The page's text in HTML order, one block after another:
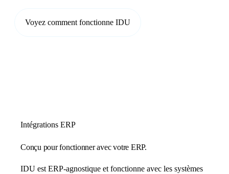
Voyez comment fonctionne IDU
Intégrations ERP
Conçu pour fonctionner avec votre ERP.
IDU est ERP-agnostique et fonctionne avec les systèmes